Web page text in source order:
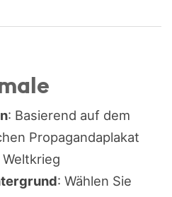
: Basierend auf dem
Propagandaplakat
: Wählen Sie